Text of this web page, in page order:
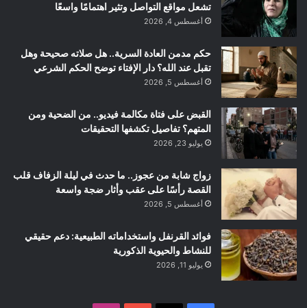
تشعل مواقع التواصل وتثير اهتمامًا واسعًا
أغسطس 4, 2026
حكم مدمن العادة السرية.. هل صلاته صحيحة وهل
تقبل عند الله؟ دار الإفتاء توضح الحكم الشرعي
أغسطس 5, 2026
القبض على فتاة مكالمة فيديو.. من الضحية ومن
المتهم؟ تفاصيل تكشفها التحقيقات
يوليو 23, 2026
زواج شابة من عجوز.. ما حدث في ليلة الزفاف قلب
القصة رأسًا على عقب وأثار ضجة واسعة
أغسطس 5, 2026
فوائد القرنفل واستخداماته الطبيعية: دعم حقيقي
للنشاط والحيوية الذكورية
يوليو 11, 2026